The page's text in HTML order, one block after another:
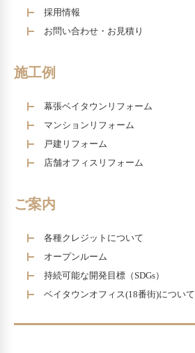
採用情報
お問い合わせ・お見積り
施工例
幕張ベイタウンリフォーム
マンションリフォーム
戸建リフォーム
店舗オフィスリフォーム
ご案内
各種クレジットについて
オープンルーム
持続可能な開発目標（SDGs）
ベイタウンオフィス(18番街)について